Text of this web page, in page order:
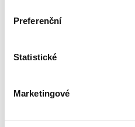
Preferenční
Statistické
Marketingové
Lucie Josková,
řádný výkon funkce,